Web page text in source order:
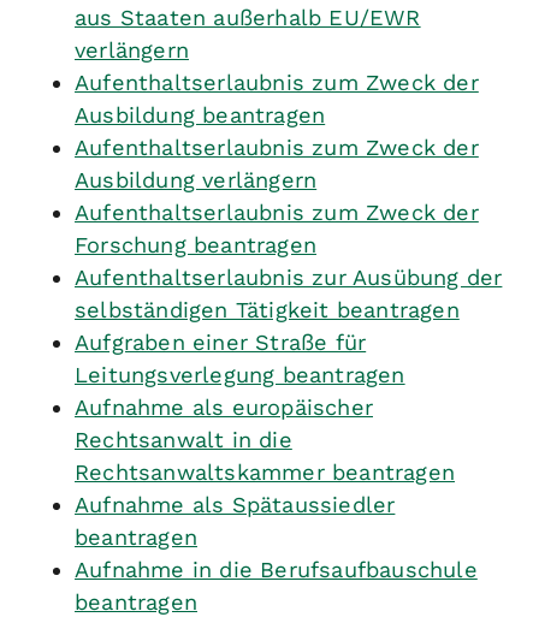
aus Staaten außerhalb EU/EWR
verlängern
Aufenthaltserlaubnis zum Zweck der
Ausbildung beantragen
Aufenthaltserlaubnis zum Zweck der
Ausbildung verlängern
Aufenthaltserlaubnis zum Zweck der
Forschung beantragen
Aufenthaltserlaubnis zur Ausübung der
selbständigen Tätigkeit beantragen
Aufgraben einer Straße für
Leitungsverlegung beantragen
Aufnahme als europäischer
Rechtsanwalt in die
Rechtsanwaltskammer beantragen
Aufnahme als Spätaussiedler
beantragen
Aufnahme in die Berufsaufbauschule
beantragen